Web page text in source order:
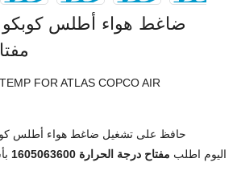
FOR ATLAS COPCO AIR
حافظ على تشغيل ضاغط هواء أطلس
اليوم اطلب مفتاح درجة الحرارة 1605063600